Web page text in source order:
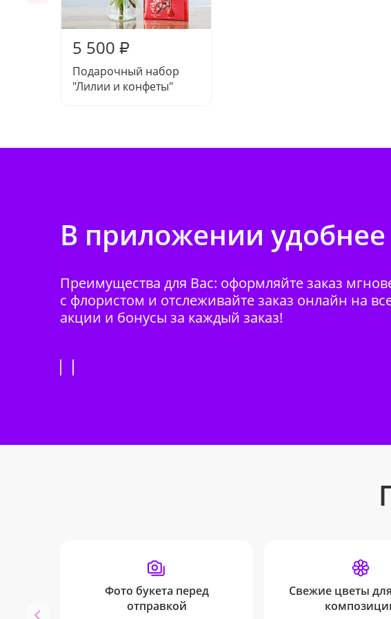
5 500 ₽
Подарочный набор
"Лилии и конфеты"
В приложении
Преимущества для Вас: оформляйте заказ
с флористом и отслеживайте заказ онлайн на
акции и бонусы за каждый заказ!
Фото букета перед
отправкой
Свежие цветы